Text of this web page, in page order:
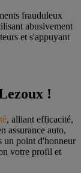
frauduleux
abusivement
et s'appuyant
!
, alliant efficacité,
assurance auto,
un point d'honneur
votre profil et